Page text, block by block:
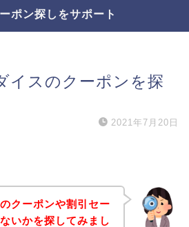
ポン探しをサポート
イスのクーポンを探
2021年7月20日
クーポンや割引セー
いかを探してみまし